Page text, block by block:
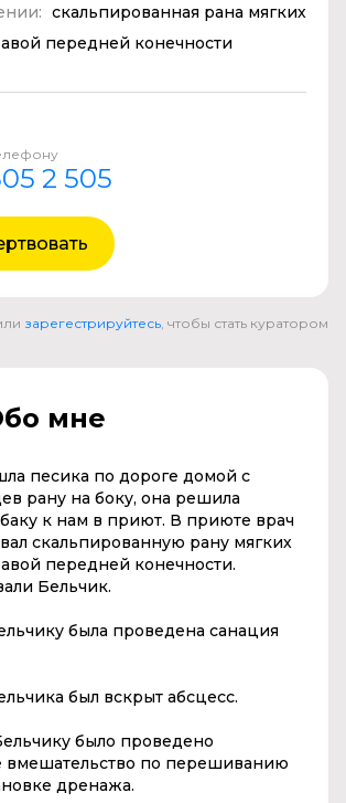
скальпированная рана мягких
передней конечности
2 505
зарегестрируйтесь, чтобы стать куратором
мне
песика по дороге домой с
рану на боку, она решила
к нам в приют. В приюте врач
скальпированную рану мягких
передней конечности.
Бельчик.
была проведена санация
был вскрыт абсцесс.
было проведено
вмешательство по перешиванию
дренажа.